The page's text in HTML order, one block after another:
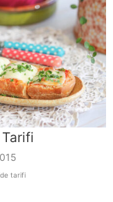
tarifi